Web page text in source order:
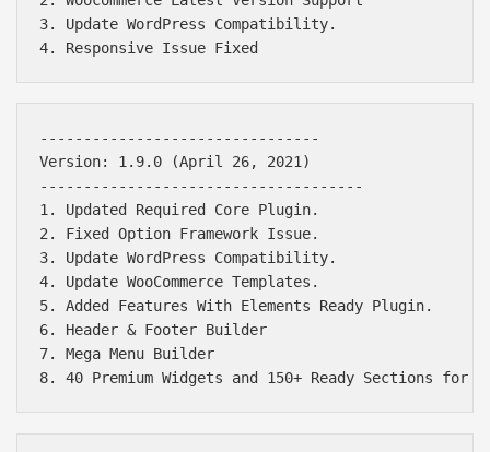
3. Update WordPress Compatibility.
--------------------------------
Version: 1.9.0 (April 26, 2021)
-------------------------------------
1. Updated Required Core Plugin.
2. Fixed Option Framework Issue.
3. Update WordPress Compatibility.
4. Update WooCommerce Templates.
5. Added Features With Elements Ready Plugin.
6. Header & Footer Builder
7. Mega Menu Builder